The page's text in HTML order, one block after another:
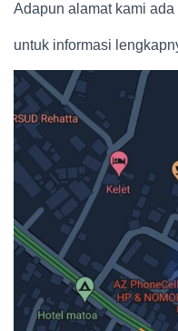
Adapun alamat kami
untuk informasi